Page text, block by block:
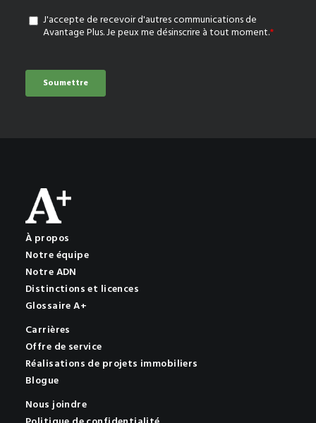
À propos
Notre équipe
Notre ADN
Distinctions et licences
Glossaire A+
Carrières
Offre de service
Réalisations de projets immobiliers
Blogue
Nous joindre